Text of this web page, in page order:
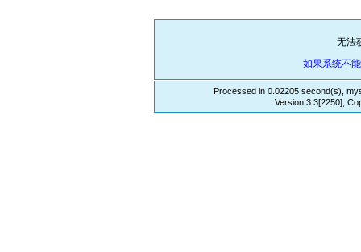
无法
如果系统不
Processed in 0.02205 second(s),
Version:3.3[2250],